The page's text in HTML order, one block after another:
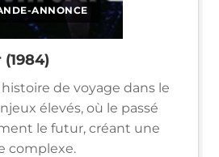
ANNONCE
de voyage dans le
élevés, où le passé
le futur, créant une
complexe.